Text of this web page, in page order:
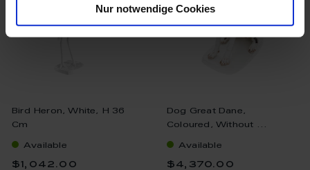
Nur notwendige Cookies
Bird Heron, White, H 36
Cm
Available
$1,042.00
Dog Great Dane,
Coloured, Without ...
Available
$4,370.00